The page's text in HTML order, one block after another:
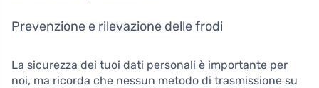
Prevenzione e rilevazione delle frodi
La sicurezza dei tuoi dati personali è importante per
noi, ma ricorda che nessun metodo di trasmissione su